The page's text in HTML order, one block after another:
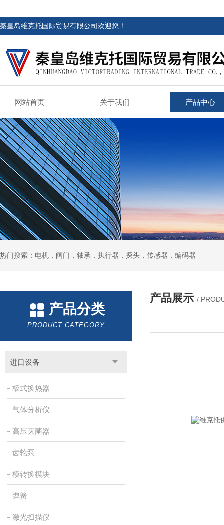
秦皇岛维克托国际贸易有限公司欢迎您！
网站首页 关于我们 产品中心
热门搜索：电机，阀门，轴承，执行器，探头，传感器，编码器
产品分类
PRODUCT CATEGORY
进口设备
板式换热器
气体分析仪
高压灭菌器
齿轮泵
模转换模块
弹簧
激光扫描仪
产品展示 /